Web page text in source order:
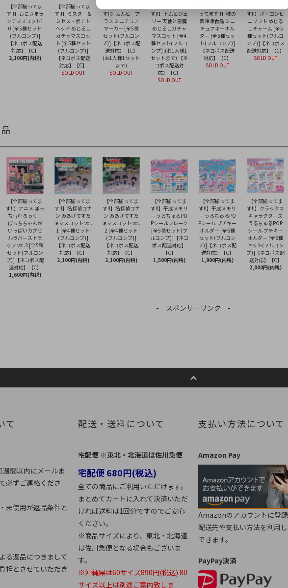
【全部揃ってま
す!!】おこさまラ
ンチマスコット1
0 [全5種セット
(フルコンプ)]
【ネコポス配送
対応】【C】
2,100円(内税)
【全部揃ってま
す!!】ミスター＆
ミセス・ポテト
ヘッド めじるし
ガチャマスコッ
ト [全5種セット
(フルコンプ)]
【ネコポス配送
対応】【C】
SOLD OUT
す!!】カルビープ
ラス ミニチュア
マーカー [全5種
セット(フルコン
プ)]【ネコポス配
送対応】【C】
(お1人様1セット
まで)
SOLD OUT
す!!】トムとジェ
リー 天使と悪魔
めじるしガチャ
マスコット [全4
種セット(フルコ
ンプ)](お1人様1
セットまで) 【ネ
コポス配送対
応】【C】
SOLD OUT
ってます!!】味の
素冷凍食品 ミニ
チュアキーホル
ダー [全5種セッ
ト(フルコンプ)]
【ネコポス配送
対応】【C】
SOLD OUT
す!!】ざ・コンビ
ニソフト めじる
しチャーム [全5
種セット(フルコ
ンプ)]【ネコポス
配送対応】【C】
SOLD OUT
【全部揃ってま
す!!】アニメ ぼっ
ち･ざ･ろっく！
ぼっちちゃんが
いっぱいカプセ
ルラバーストラ
ップ vol.3 [全5種
セット(フルコン
プ)]【ネコポス配
送対応】【C】
1,600円(内税)
【全部揃ってま
す!!】名探偵コナ
ン みあげてすた
ぁマスコット vol.
1 [全4種セット
(フルコンプ)]
【ネコポス配送
対応】【C】
2,100円(内税)
【全部揃ってま
す!!】名探偵コナ
ン みあげてすた
ぁマスコット vol.
2 [全4種セット
(フルコンプ)]
【ネコポス配送
対応】【C】
2,100円(内税)
【全部揃ってま
す!!】平成メモリ
ーうるちゅるPO
Pシールフレーク
[全5種セット(フ
ルコンプ)]【ネコ
ポス配送対応】
【C】
1,500円(内税)
【全部揃ってま
す!!】平成メモリ
ー うるちゅるPO
Pシール プチキー
ホルダー [全6種
セット(フルコン
プ)]【ネコポス配
送対応】【C】
1,900円(内税)
【全部揃ってま
す!!】クラックス
キャラクターズ
うるちゅるPOP
シール プチキー
ホルダー [全6種
セット(フルコン
プ)]【ネコポス配
送対応】【C】
2,000円(内税)
- スポンサーリンク -
て
週間以内にメールま
必ずご連絡くださ
未使用が返品条件と
る返品につきまして
担とさせていただき
配送・送料について
宅配便 ※東北・北海道は佐川急便
宅配便 680円(税込)
全ての商品にご利用いただけます。
まとめてカートに入れて決済いただ
ければ送料は1回分ですのでご安心
ください。
※商品サイズにより、東北・北海道
は佐川急便となる場合もございま
す。
※沖縄県は60サイズ890円(税込) 80
サイズ以上は別途ご案内致しま
支払い方法について
Amazon Pay
Amazonのアカウントに登
配送先や支払い方法を利用
できます。
PayPay決済